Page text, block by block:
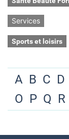
Services
Sports et loisirs
A B C D
O P Q R